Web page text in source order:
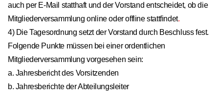
auch per E-Mail statthaft und der Vorstand entscheidet, ob die
Mitgliederversammlung online oder offline stattfindet.
4) Die Tagesordnung setzt der Vorstand durch Beschluss fest.
Folgende Punkte müssen bei einer ordentlichen
Mitgliederversammlung vorgesehen sein:
a. Jahresbericht des Vorsitzenden
b. Jahresberichte der Abteilungsleiter